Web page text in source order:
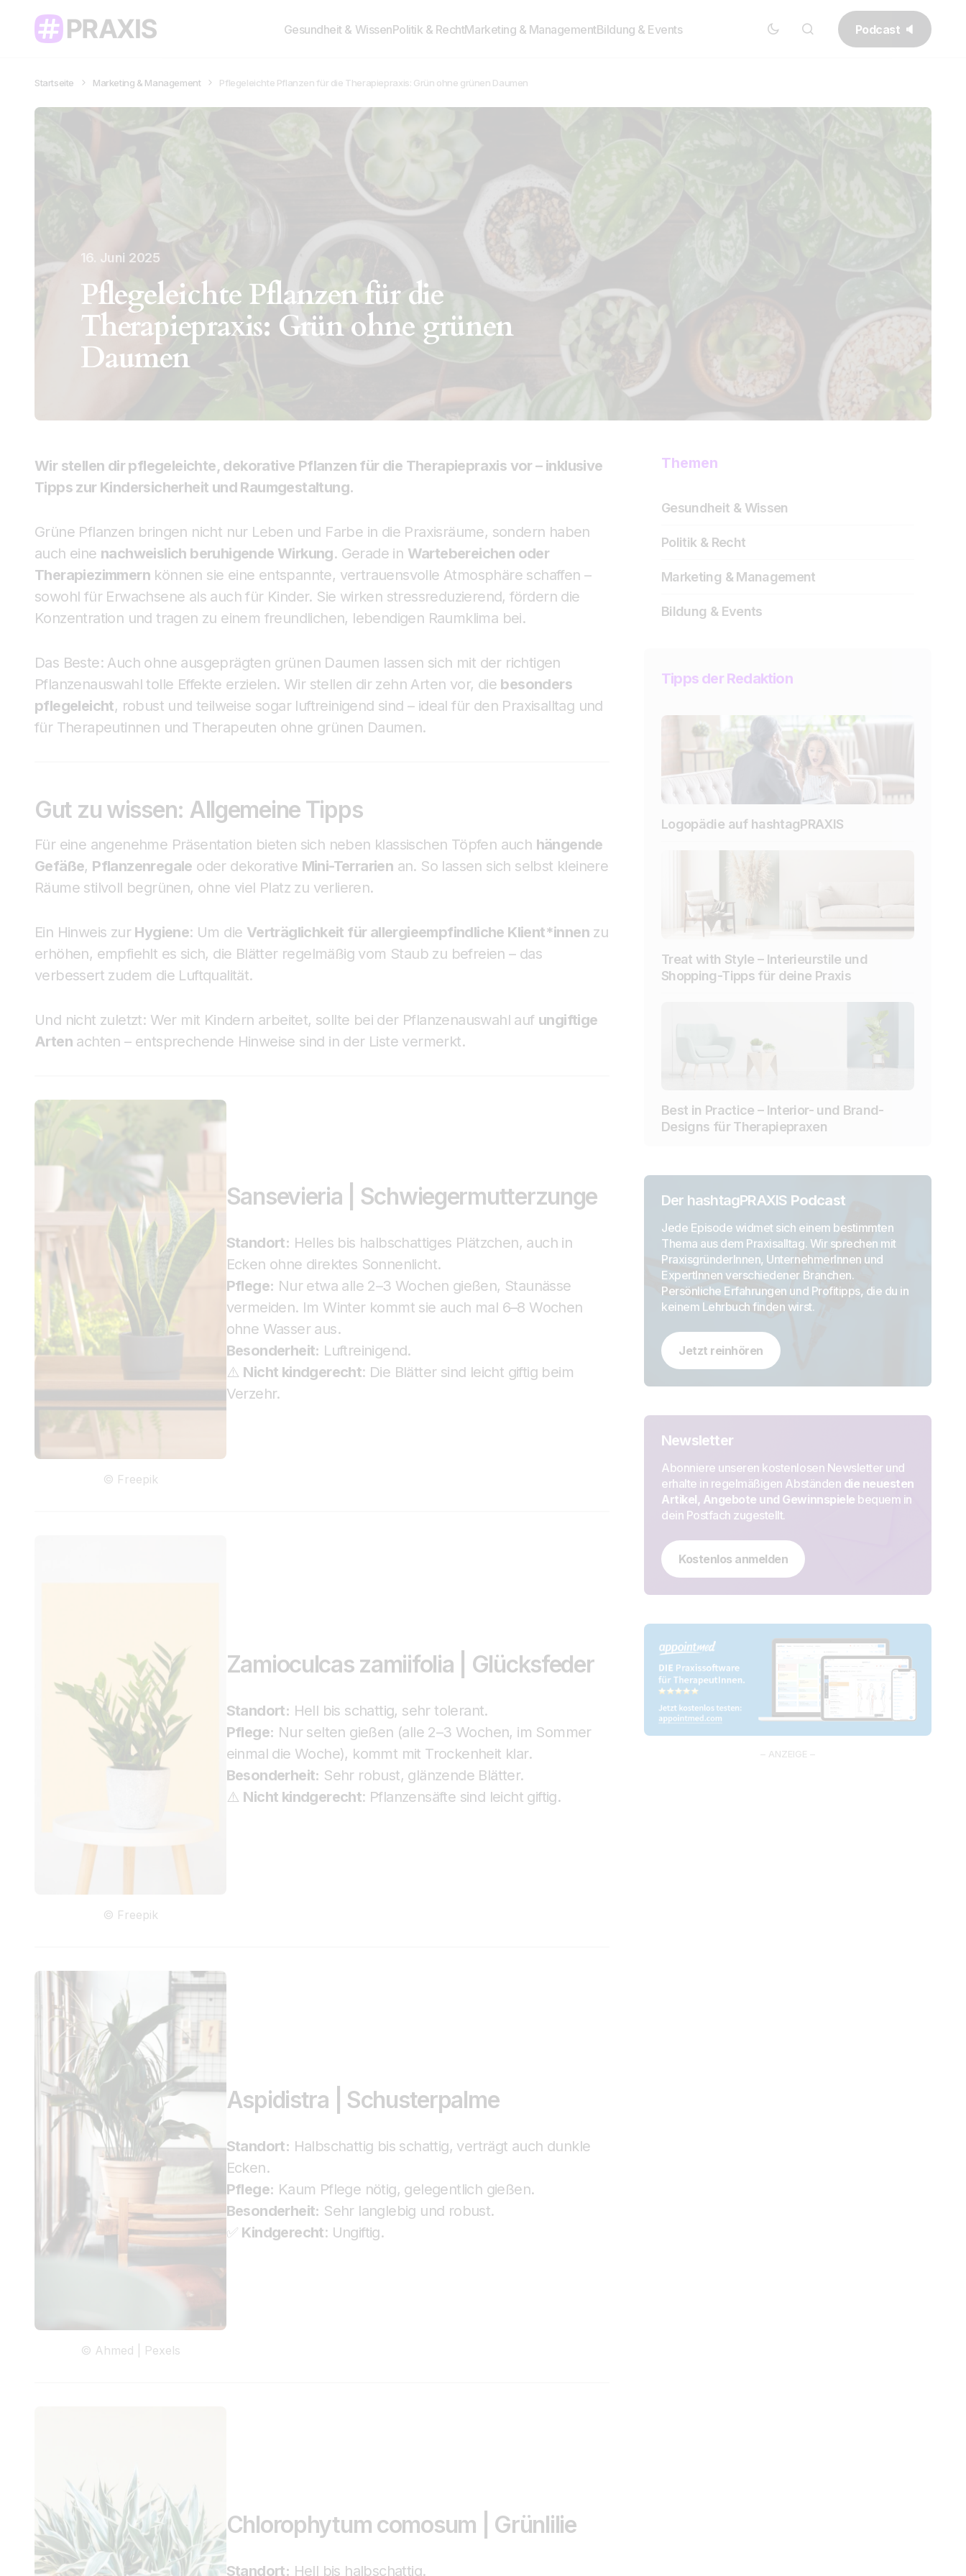
Gesundheit & WissenPolitik & RechtMarketing & ManagementBildung & Events Podcast 🔈
Startseite Marketing & Management Pflegeleichte Pflanzen für die Therapiepraxis: Grün ohne grünen Daumen
16. Juni 2025
Pflegeleichte Pflanzen für die
Therapiepraxis: Grün ohne grünen
Daumen
Wir stellen dir pflegeleichte, dekorative Pflanzen für die Therapiepraxis vor – inklusive
Tipps zur Kindersicherheit und Raumgestaltung.
Grüne Pflanzen bringen nicht nur Leben und Farbe in die Praxisräume, sondern haben
auch eine nachweislich beruhigende Wirkung. Gerade in Wartebereichen oder
Therapiezimmern können sie eine entspannte, vertrauensvolle Atmosphäre schaffen –
sowohl für Erwachsene als auch für Kinder. Sie wirken stressreduzierend, fördern die
Konzentration und tragen zu einem freundlichen, lebendigen Raumklima bei.
Das Beste: Auch ohne ausgeprägten grünen Daumen lassen sich mit der richtigen
Pflanzenauswahl tolle Effekte erzielen. Wir stellen dir zehn Arten vor, die besonders
pflegeleicht, robust und teilweise sogar luftreinigend sind – ideal für den Praxisalltag und
für Therapeutinnen und Therapeuten ohne grünen Daumen.
Gut zu wissen: Allgemeine Tipps
Für eine angenehme Präsentation bieten sich neben klassischen Töpfen auch hängende
Gefäße, Pflanzenregale oder dekorative Mini-Terrarien an. So lassen sich selbst kleinere
Räume stilvoll begrünen, ohne viel Platz zu verlieren.
Ein Hinweis zur Hygiene: Um die Verträglichkeit für allergieempfindliche Klient*innen zu
erhöhen, empfiehlt es sich, die Blätter regelmäßig vom Staub zu befreien – das
verbessert zudem die Luftqualität.
Und nicht zuletzt: Wer mit Kindern arbeitet, sollte bei der Pflanzenauswahl auf ungiftige
Arten achten – entsprechende Hinweise sind in der Liste vermerkt.
© Freepik
Sansevieria | Schwiegermutterzunge
Standort: Helles bis halbschattiges Plätzchen, auch in
Ecken ohne direktes Sonnenlicht.
Pflege: Nur etwa alle 2–3 Wochen gießen, Staunässe
vermeiden. Im Winter kommt sie auch mal 6–8 Wochen
ohne Wasser aus.
Besonderheit: Luftreinigend.
⚠️ Nicht kindgerecht: Die Blätter sind leicht giftig beim
Verzehr.
© Freepik
Zamioculcas zamiifolia | Glücksfeder
Standort: Hell bis schattig, sehr tolerant.
Pflege: Nur selten gießen (alle 2–3 Wochen, im Sommer
einmal die Woche), kommt mit Trockenheit klar.
Besonderheit: Sehr robust, glänzende Blätter.
⚠️ Nicht kindgerecht: Pflanzensäfte sind leicht giftig.
© Ahmed | Pexels
Aspidistra | Schusterpalme
Standort: Halbschattig bis schattig, verträgt auch dunkle
Ecken.
Pflege: Kaum Pflege nötig, gelegentlich gießen.
Besonderheit: Sehr langlebig und robust.
✅ Kindgerecht: Ungiftig.
Chlorophytum comosum | Grünlilie
Standort: Hell bis halbschattig.
Themen
Gesundheit & Wissen
Politik & Recht
Marketing & Management
Bildung & Events
Tipps der Redaktion
Logopädie auf hashtagPRAXIS
Treat with Style – Interieurstile und
Shopping-Tipps für deine Praxis
Best in Practice – Interior- und Brand-
Designs für Therapiepraxen
Der hashtagPRAXIS Podcast
Jede Episode widmet sich einem bestimmten
Thema aus dem Praxisalltag. Wir sprechen mit
PraxisgründerInnen, UnternehmerInnen und
ExpertInnen verschiedener Branchen.
Persönliche Erfahrungen und Profitipps, die du in
keinem Lehrbuch finden wirst.
Jetzt reinhören
Newsletter
Abonniere unseren kostenlosen Newsletter und
erhalte in regelmäßigen Abständen die neuesten
Artikel, Angebote und Gewinnspiele bequem in
dein Postfach zugestellt.
Kostenlos anmelden
– ANZEIGE –